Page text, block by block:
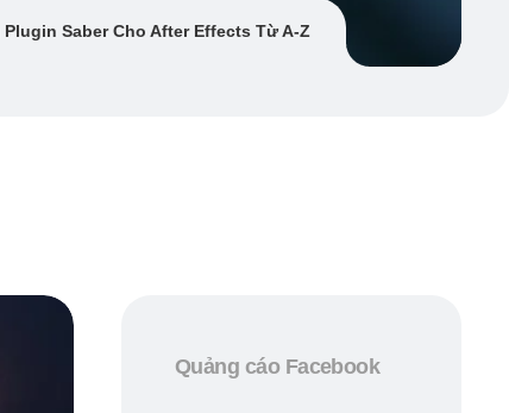
Saber Cho After Effects Từ A-Z
Quảng cáo Facebook